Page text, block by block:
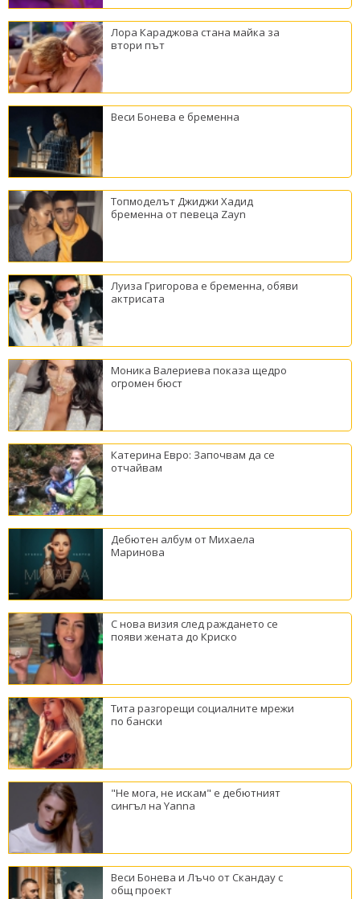
Лора Караджова стана майка за
втори път
Веси Бонева е бременна
Топмоделът Джиджи Хадид
бременна от певеца Zayn
Луиза Григорова е бременна, обяви
актрисата
Моника Валериева показа щедро
огромен бюст
Катерина Евро: Започвам да се
отчайвам
Дебютен албум от Михаела
Маринова
С нова визия след раждането се
появи жената до Криско
Тита разгорещи социалните мрежи
по бански
"Не мога, не искам" е дебютният
сингъл на Yanna
Веси Бонева и Лъчо от Скандау с
общ проект